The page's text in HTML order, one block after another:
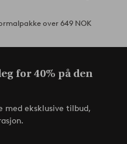
over 649 NOK
for 40% på den
med eksklusive tilbud,